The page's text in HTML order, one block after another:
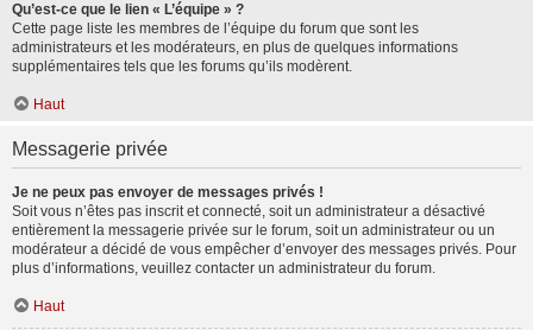
Qu’est-ce que le lien « L’équipe » ?
Cette page liste les membres de l’équipe du forum que sont les
administrateurs et les modérateurs, en plus de quelques informations
supplémentaires tels que les forums qu’ils modèrent.
Haut
Messagerie privée
Je ne peux pas envoyer de messages privés !
Soit vous n’êtes pas inscrit et connecté, soit un administrateur a désactivé
entièrement la messagerie privée sur le forum, soit un administrateur ou un
modérateur a décidé de vous empêcher d’envoyer des messages privés. Pour
plus d’informations, veuillez contacter un administrateur du forum.
Haut